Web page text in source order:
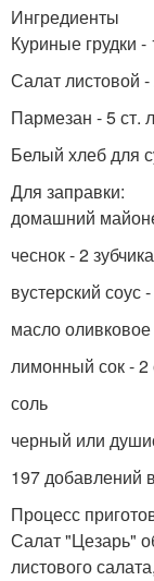
Ингредиенты
Куриные грудки -
Салат листовой
Пармезан - 5 ст.
Белый хлеб для
Для заправки:
домашний
чеснок - 2 зубчика
вустерский соус
масло
лимонный сок - 2
соль
черный или
197 добавлений в
Процесс
Салат "Цезарь"
листового